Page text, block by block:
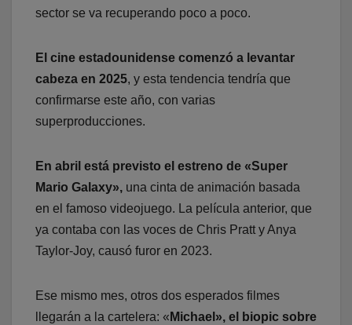
sector se va recuperando poco a poco.
El cine estadounidense comenzó a levantar
cabeza en 2025, y esta tendencia tendría que
confirmarse este año, con varias
superproducciones.
En abril está previsto el estreno de «Super
Mario Galaxy», una cinta de animación basada
en el famoso videojuego. La película anterior, que
ya contaba con las voces de Chris Pratt y Anya
Taylor-Joy, causó furor en 2023.
Ese mismo mes, otros dos esperados filmes
llegarán a la cartelera: « Michael», el biopic sobre